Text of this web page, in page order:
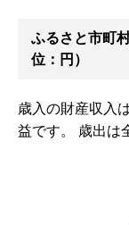
ふるさと
位：円）
歳入の財産収入
益です。 歳出は